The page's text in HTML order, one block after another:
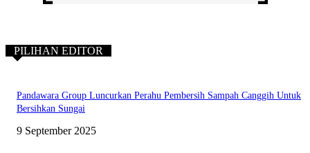
PILIHAN EDITOR
Pandawara Group Luncurkan Perahu Pembersih Sampah Canggih Untuk
Bersihkan Sungai
9 September 2025